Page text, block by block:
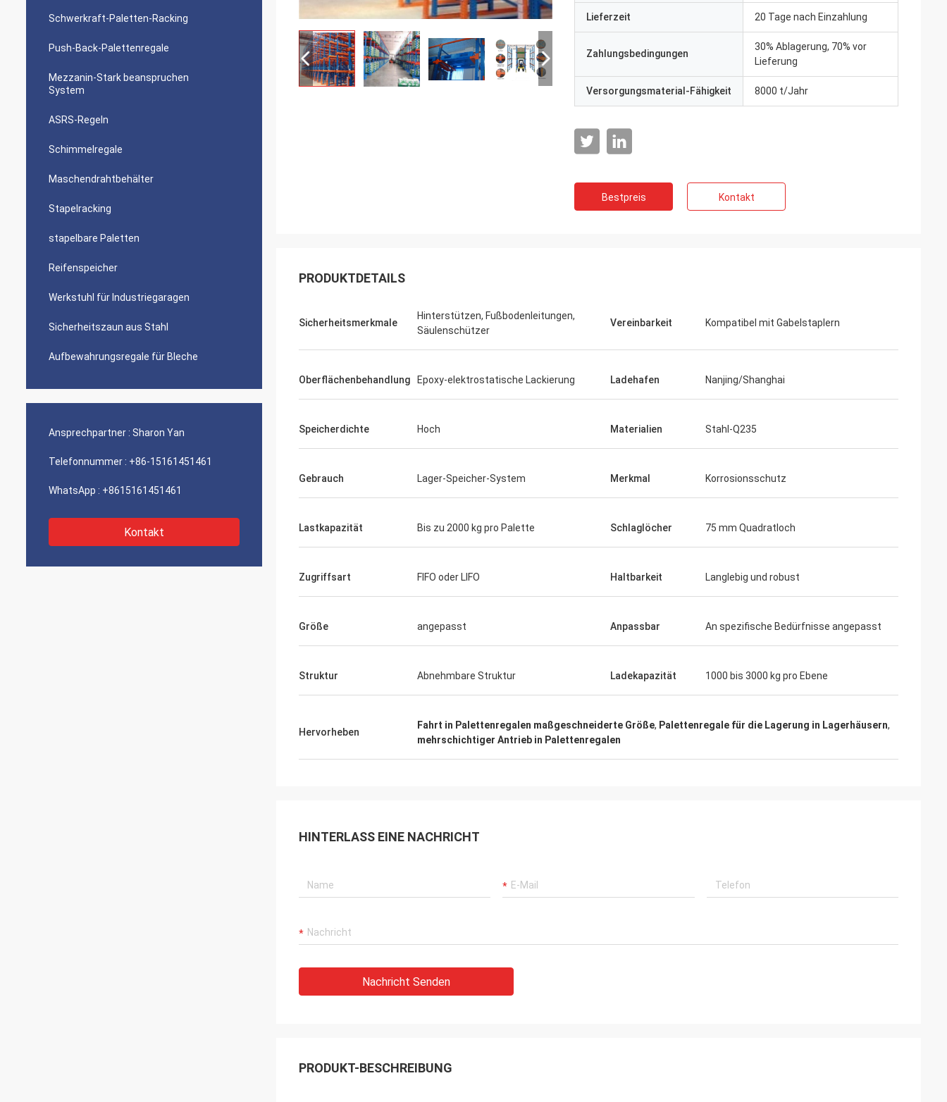
Schwerkraft-Paletten-Racking
Push-Back-Palettenregale
Mezzanin-Stark beanspruchen
System
ASRS-Regeln
Schimmelregale
Maschendrahtbehälter
Stapelracking
stapelbare Paletten
Reifenspeicher
Werkstuhl für Industriegaragen
Sicherheitszaun aus Stahl
Aufbewahrungsregale für Bleche
Ansprechpartner : Sharon Yan
Telefonnummer : +86-15161451461
WhatsApp : +8615161451461
Kontakt
Lieferzeit 20 Tage nach Einzahlung
Zahlungsbedingungen
30% Ablagerung, 70% vor
Lieferung
Versorgungsmaterial-Fähigkeit 8000 t/Jahr
Bestpreis Kontakt
PRODUKTDETAILS
Sicherheitsmerkmale
Hinterstützen, Fußbodenleitungen,
Säulenschützer
Vereinbarkeit Kompatibel mit Gabelstaplern
Oberflächenbehandlung Epoxy-elektrostatische Lackierung Ladehafen Nanjing/Shanghai
Speicherdichte Hoch Materialien Stahl-Q235
Gebrauch Lager-Speicher-System Merkmal Korrosionsschutz
Lastkapazität Bis zu 2000 kg pro Palette Schlaglöcher 75 mm Quadratloch
Zugriffsart FIFO oder LIFO Haltbarkeit Langlebig und robust
Größe angepasst Anpassbar An spezifische Bedürfnisse angepasst
Struktur Abnehmbare Struktur Ladekapazität 1000 bis 3000 kg pro Ebene
Hervorheben
Fahrt in Palettenregalen maßgeschneiderte Größe, Palettenregale für die Lagerung in Lagerhäusern,
mehrschichtiger Antrieb in Palettenregalen
HINTERLASS EINE NACHRICHT
Nachricht Senden
PRODUKT-BESCHREIBUNG